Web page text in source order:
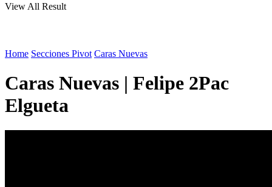
View All Result
Home Secciones Pivot Caras Nuevas
Caras Nuevas | Felipe 2Pac
Elgueta